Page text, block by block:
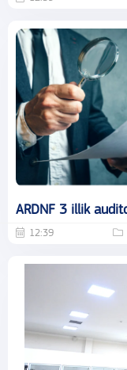
ARDNF 3 illik
12:39